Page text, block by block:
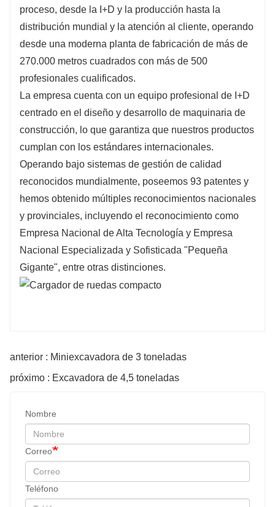
proceso, desde la I+D y la producción hasta la
distribución mundial y la atención al cliente, operando
desde una moderna planta de fabricación de más de
270.000 metros cuadrados con más de 500
profesionales cualificados.
La empresa cuenta con un equipo profesional de I+D
centrado en el diseño y desarrollo de maquinaria de
construcción, lo que garantiza que nuestros productos
cumplan con los estándares internacionales.
Operando bajo sistemas de gestión de calidad
reconocidos mundialmente, poseemos 93 patentes y
hemos obtenido múltiples reconocimientos nacionales
y provinciales, incluyendo el reconocimiento como
Empresa Nacional de Alta Tecnología y Empresa
Nacional Especializada y Sofisticada "Pequeña
Gigante", entre otras distinciones.
anterior : Miniexcavadora de 3 toneladas
próximo : Excavadora de 4,5 toneladas
Nombre
Correo
Teléfono